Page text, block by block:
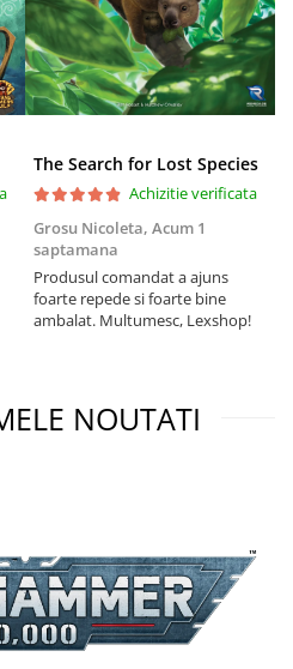
The Search for Lost Species
Achizitie verificata
Grosu Nicoleta, Acum 1
saptamana
Produsul comandat a ajuns
foarte repede si foarte bine
ambalat. Multumesc, Lexshop!
NOUTATI